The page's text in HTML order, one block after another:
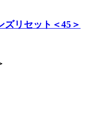
ズリセット＜45＞